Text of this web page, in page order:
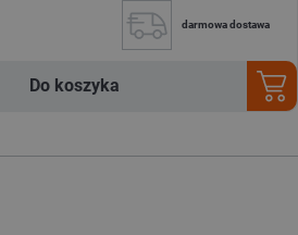
darmowa dostawa
Do koszyka